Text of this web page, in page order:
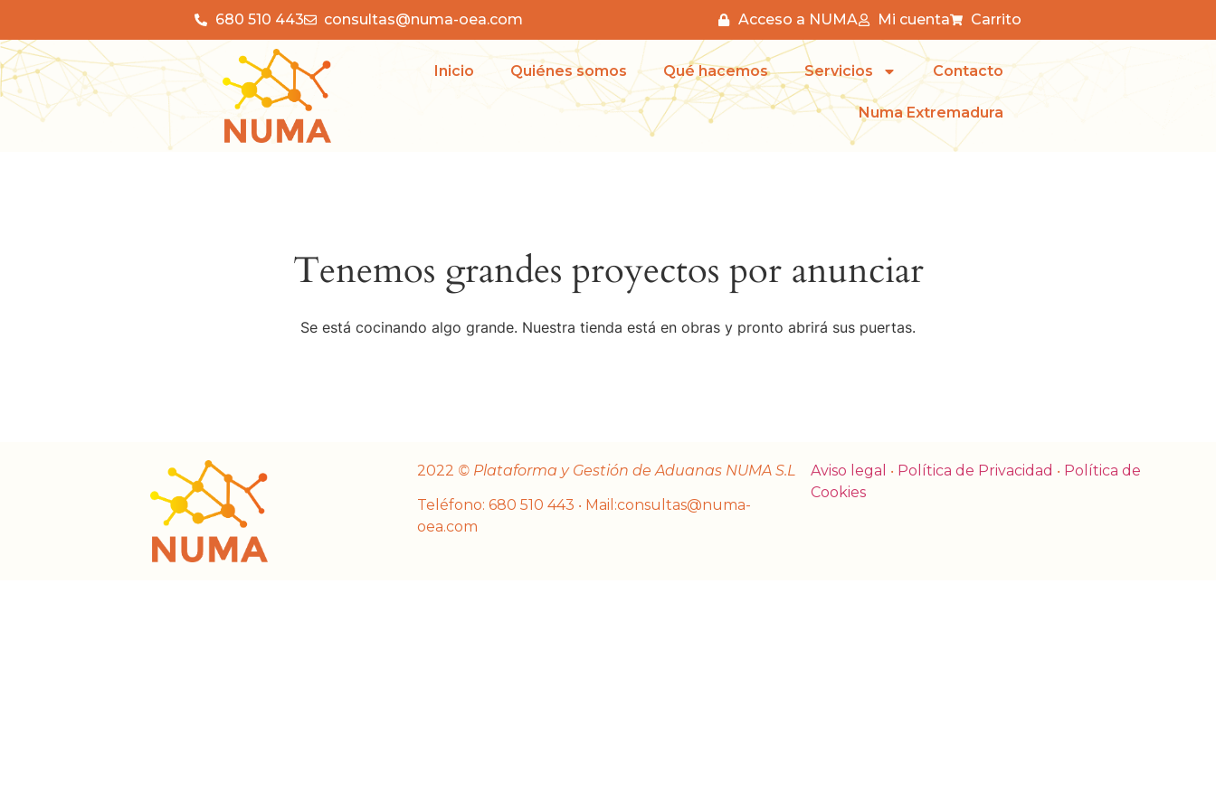
680 510 443 consultas@numa-oea.com Acceso a NUMA Mi cuenta Carrito
Inicio Quiénes somos Qué hacemos Servicios Contacto
Numa Extremadura
Tenemos grandes proyectos por anunciar
Se está cocinando algo grande. Nuestra tienda está en obras y pronto abrirá sus puertas.
2022 © Plataforma y Gestión de Aduanas NUMA S.L
Teléfono: 680 510 443 ‧ Mail:consultas@numa-
oea.com
Aviso legal ‧ Política de Privacidad ‧ Política de
Cookies